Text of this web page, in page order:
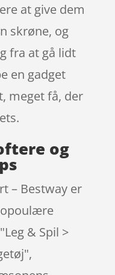
at give dem
skrøne, og
fra at gå lidt
en gadget
meget få, der
og
– Bestway er
& Spil >